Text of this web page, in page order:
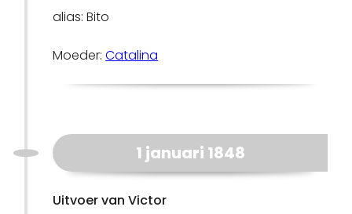
alias: Bito
Moeder:Catalina
1 januari 1848
Uitvoer van Victor